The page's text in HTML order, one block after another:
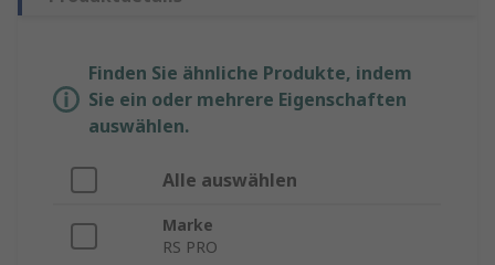
Finden Sie ähnliche Produkte, indem
Sie ein oder mehrere Eigenschaften
auswählen.
Alle auswählen
Marke
RS PRO